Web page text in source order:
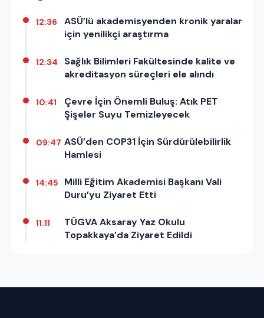
12:36
ASÜ’lü akademisyenden kronik yaralar
için yenilikçi araştırma
12:34
Sağlık Bilimleri Fakültesinde kalite ve
akreditasyon süreçleri ele alındı
10:41
Çevre İçin Önemli Buluş: Atık PET
Şişeler Suyu Temizleyecek
09:47 ASÜ’den COP31 İçin Sürdürülebilirlik
Hamlesi
14:45
Milli Eğitim Akademisi Başkanı Vali
Duru’yu Ziyaret Etti
11:11
TÜGVA Aksaray Yaz Okulu
Topakkaya’da Ziyaret Edildi